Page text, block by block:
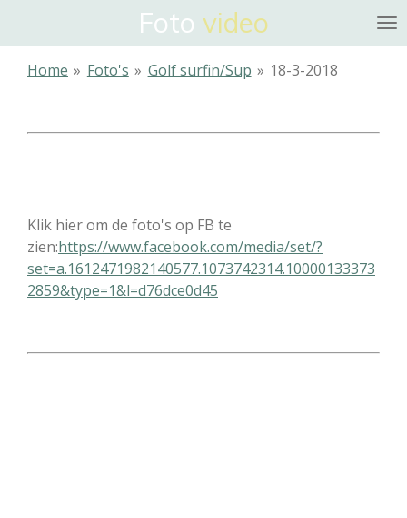
naar
Foto video
Home » Foto's » Golf surfin/Sup » 18-3-2018
Klik hier om de foto's op FB te
zien:https://www.facebook.com/media/set/?
set=a.1612471982140577.1073742314.10000133373
2859&type=1&l=d76dce0d45